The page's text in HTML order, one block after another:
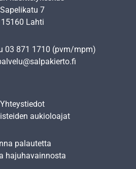
Sapelikatu 7
15160 Lahti
03 871 1710 (pvm/mpm)
Yhteystiedot
aukioloajat
palautetta
hajuhavainnosta